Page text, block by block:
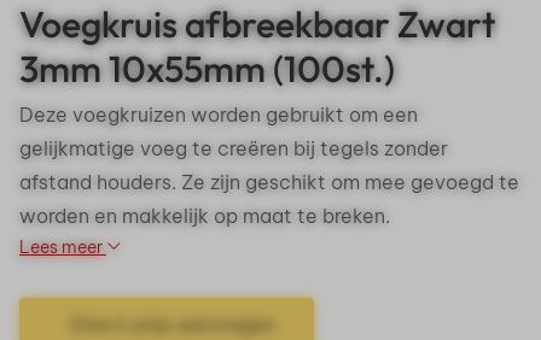
Voegkruis afbreekbaar Zwart
3mm 10x55mm (100st.)
Deze voegkruizen worden gebruikt om een
gelijkmatige voeg te creëren bij tegels zonder
afstand houders. Ze zijn geschikt om mee gevoegd te
worden en makkelijk op maat te breken.
Lees meer
Direct prijs aanvragen